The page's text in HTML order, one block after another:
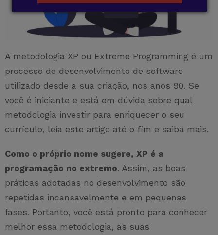
A metodologia XP ou Extreme Programming é um
processo de desenvolvimento de software
utilizado desde a sua criação, nos anos 90. Se
você é iniciante e está em dúvida sobre qual
metodologia investir para enriquecer o seu
currículo, leia este artigo até o fim e saiba mais.
Como o próprio nome sugere, XP é a
programação no extremo. Assim, as boas
práticas adotadas no desenvolvimento são
repetidas incansavelmente e em pequenas
fases. Portanto, você está pronto para conhecer
melhor essa metodologia, as suas